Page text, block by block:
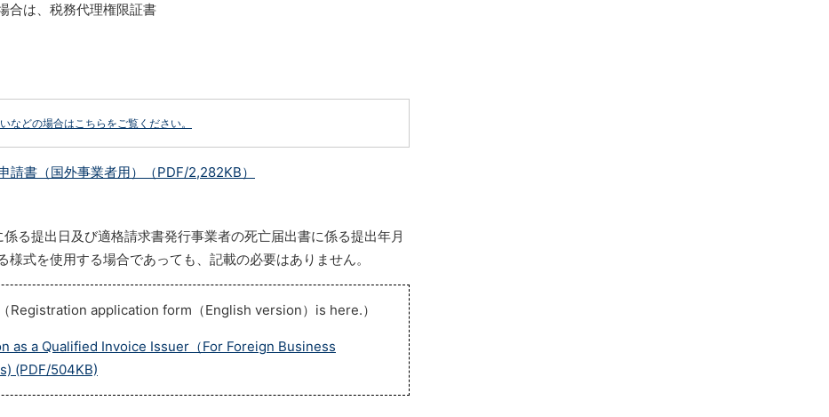
合は、税務代理権限証書
などの場合はこちらをご覧ください。
請書（国外事業者用）（PDF/2,282KB）
る提出日及び適格請求書発行事業者の死亡届出書に係る提出年月
様式を使用する場合であっても、記載の必要はありません。
Registration application form（English version）is here.）
as a Qualified Invoice Issuer（For Foreign Business
(PDF/504KB)